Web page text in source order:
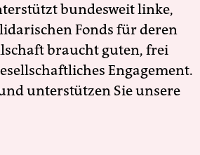
bundesweit linke,
Fonds für deren
braucht guten, frei
Engagement.
unterstützen Sie unsere